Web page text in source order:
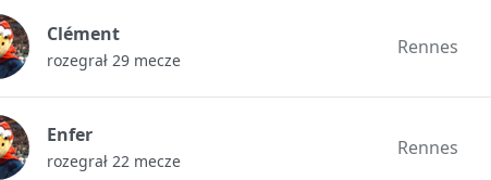
Clément
rozegrał 29 mecze
Rennes
Enfer
rozegrał 22 mecze
Rennes